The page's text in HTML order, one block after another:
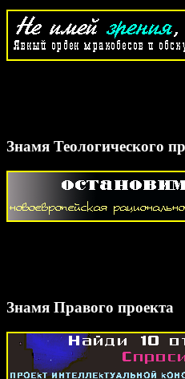
Знамя Теологического
Знамя Правого проекта